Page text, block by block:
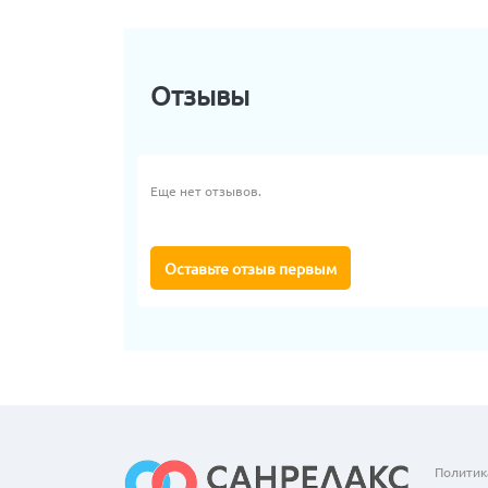
Отзывы
Еще нет отзывов.
Оставьте отзыв первым